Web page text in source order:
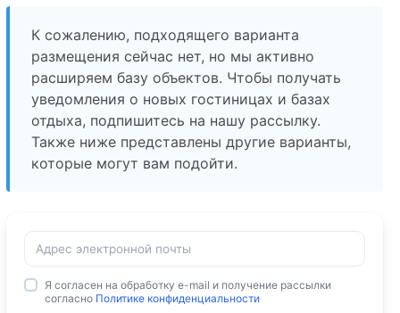
К сожалению, подходящего варианта
размещения сейчас нет, но мы активно
расширяем базу объектов. Чтобы получать
уведомления о новых гостиницах и базах
отдыха, подпишитесь на нашу рассылку.
Также ниже представлены другие варианты,
которые могут вам подойти.
Я согласен на обработку e-mail и получение рассылки
согласно Политике конфиденциальности